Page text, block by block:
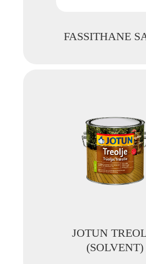
FASSITHANE
JOTUN
(SOLVENT)